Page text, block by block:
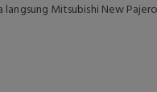
Mitsubishi New